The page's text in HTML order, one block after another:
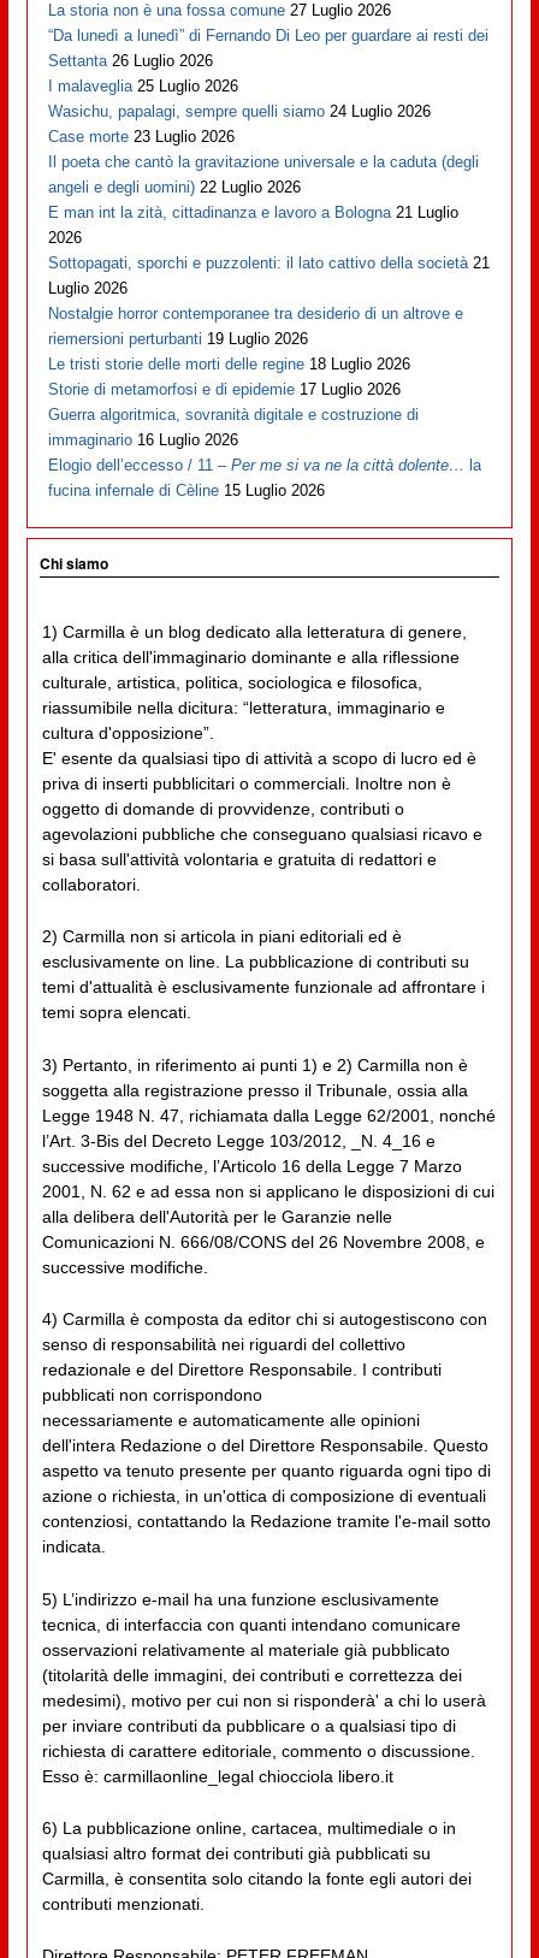
La storia non è una fossa comune 27 Luglio 2026
“Da lunedì a lunedì” di Fernando Di Leo per guardare ai resti dei
Settanta 26 Luglio 2026
I malaveglia 25 Luglio 2026
Wasichu, papalagi, sempre quelli siamo 24 Luglio 2026
Case morte 23 Luglio 2026
Il poeta che cantò la gravitazione universale e la caduta (degli
angeli e degli uomini) 22 Luglio 2026
E man int la zità, cittadinanza e lavoro a Bologna 21 Luglio
2026
Sottopagati, sporchi e puzzolenti: il lato cattivo della società 21
Luglio 2026
Nostalgie horror contemporanee tra desiderio di un altrove e
riemersioni perturbanti 19 Luglio 2026
Le tristi storie delle morti delle regine 18 Luglio 2026
Storie di metamorfosi e di epidemie 17 Luglio 2026
Guerra algoritmica, sovranità digitale e costruzione di
immaginario 16 Luglio 2026
Elogio dell’eccesso / 11 –Per me si va ne la città dolente… la
fucina infernale di Cèline 15 Luglio 2026
Chi siamo
1) Carmilla è un blog dedicato alla letteratura di genere,
alla critica dell'immaginario dominante e alla riflessione
culturale, artistica, politica, sociologica e filosofica,
riassumibile nella dicitura: “letteratura, immaginario e
cultura d'opposizione”.
E' esente da qualsiasi tipo di attività a scopo di lucro ed è
priva di inserti pubblicitari o commerciali. Inoltre non è
oggetto di domande di provvidenze, contributi o
agevolazioni pubbliche che conseguano qualsiasi ricavo e
si basa sull'attività volontaria e gratuita di redattori e
collaboratori.
2) Carmilla non si articola in piani editoriali ed è
esclusivamente on line. La pubblicazione di contributi su
temi d'attualità è esclusivamente funzionale ad affrontare i
temi sopra elencati.
3) Pertanto, in riferimento ai punti 1) e 2) Carmilla non è
soggetta alla registrazione presso il Tribunale, ossia alla
Legge 1948 N. 47, richiamata dalla Legge 62/2001, nonché
l’Art. 3-Bis del Decreto Legge 103/2012, _N. 4_16 e
successive modifiche, l’Articolo 16 della Legge 7 Marzo
2001, N. 62 e ad essa non si applicano le disposizioni di cui
alla delibera dell'Autorità per le Garanzie nelle
Comunicazioni N. 666/08/CONS del 26 Novembre 2008, e
successive modifiche.
4) Carmilla è composta da editor chi si autogestiscono con
senso di responsabilità nei riguardi del collettivo
redazionale e del Direttore Responsabile. I contributi
pubblicati non corrispondono
necessariamente e automaticamente alle opinioni
dell'intera Redazione o del Direttore Responsabile. Questo
aspetto va tenuto presente per quanto riguarda ogni tipo di
azione o richiesta, in un'ottica di composizione di eventuali
contenziosi, contattando la Redazione tramite l'e-mail sotto
indicata.
5) L’indirizzo e-mail ha una funzione esclusivamente
tecnica, di interfaccia con quanti intendano comunicare
osservazioni relativamente al materiale già pubblicato
(titolarità delle immagini, dei contributi e correttezza dei
medesimi), motivo per cui non si risponderà' a chi lo userà
per inviare contributi da pubblicare o a qualsiasi tipo di
richiesta di carattere editoriale, commento o discussione.
Esso è: carmillaonline_legal chiocciola libero.it
6) La pubblicazione online, cartacea, multimediale o in
qualsiasi altro format dei contributi già pubblicati su
Carmilla, è consentita solo citando la fonte egli autori dei
contributi menzionati.